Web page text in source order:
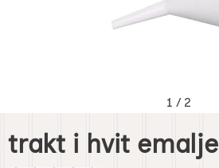
1 / 2
trakt i hvit emalje